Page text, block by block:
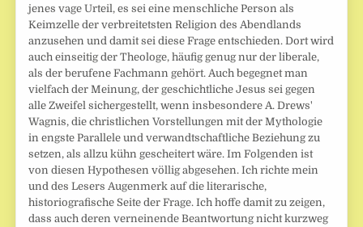
jenes vage Urteil, es sei eine menschliche Person als
Keimzelle der verbreitet­sten Religion des Abendlands
anzusehen und damit sei diese Frage entschieden. Dort wird
auch einseitig der Theologe, häufig genug nur der liberale,
als der berufene Fachmann gehört. Auch begegnet man
vielfach der Meinung, der geschichtliche Jesus sei gegen
alle Zweifel sichergestellt, wenn insbesondere A. Drews'
Wagnis, die christlichen Vorstellungen mit der Mythologie
in engste Parallele und verwandtschaft­liche Beziehung zu
setzen, als allzu kühn gescheitert wäre. Im Folgenden ist
von diesen Hypothesen völlig abgesehen. Ich richte mein
und des Lesers Augenmerk auf die literarische,
historiografische Seite der Frage. Ich hoffe damit zu zeigen,
dass auch deren verneinende Beantwortung nicht kurzweg